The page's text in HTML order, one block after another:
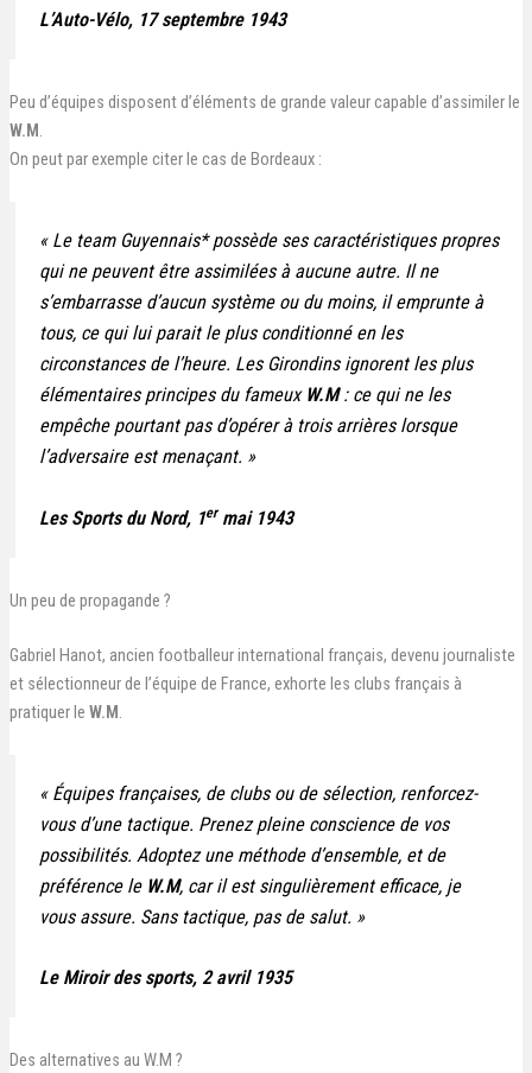
L’Auto-Vélo, 17 septembre 1943
Peu d’équipes disposent d’éléments de grande valeur capable d’assimiler le
W.M.
On peut par exemple citer le cas de Bordeaux :
« Le team Guyennais* possède ses caractéristiques propres
qui ne peuvent être assimilées à aucune autre. Il ne
s’embarrasse d’aucun système ou du moins, il emprunte à
tous, ce qui lui parait le plus conditionné en les
circonstances de l’heure. Les Girondins ignorent les plus
élémentaires principes du fameux W.M: ce qui ne les
empêche pourtant pas d’opérer à trois arrières lorsque
l’adversaire est menaçant. »
Les Sports du Nord, 1ermai 1943
Un peu de propagande ?
Gabriel Hanot, ancien footballeur international français, devenu journaliste
et sélectionneur de l’équipe de France, exhorte les clubs français à
pratiquer le W.M
« Équipes françaises, de clubs ou de sélection, renforcez-
vous d’une tactique. Prenez pleine conscience de vos
possibilités. Adoptez une méthode d’ensemble, et de
préférence le W.M, car il est singulièrement efficace, je
vous assure. Sans tactique, pas de salut. »
Le Miroir des sports, 2 avril 1935
Des alternatives au W.M ?